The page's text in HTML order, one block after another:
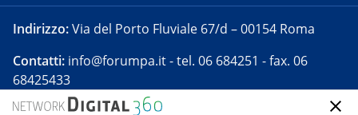
Indirizzo:Via del Porto Fluviale 67/d – 00154 Roma
Contatti: info@forumpa.it- tel. 06 684251 - fax. 06
68425433